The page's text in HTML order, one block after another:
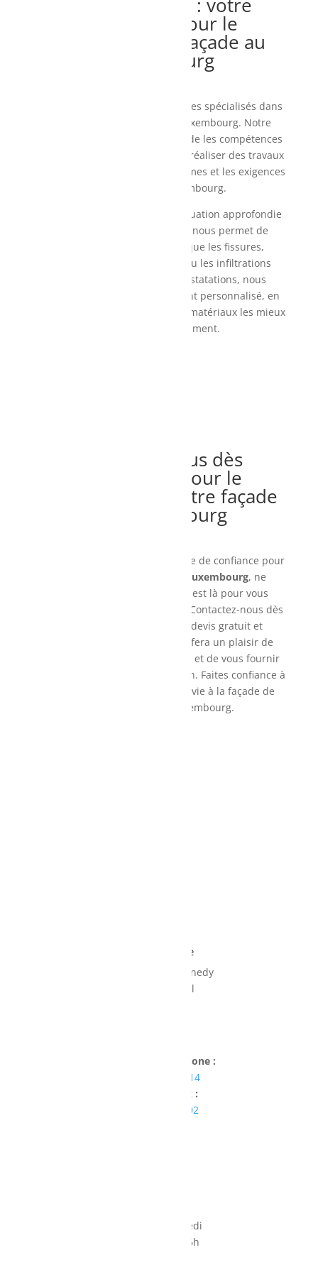
partenaire pour le
ravalement de façade au
Luxembourg
Chez Fenix Peinture, nous sommes spécialisés dans
le ravalement de façade au Luxembourg. Notre
équipe d’experts qualifiés possède les compétences
et l’expérience nécessaires pour réaliser des travaux
de qualité, en respectant les normes et les exigences
spécifiques du Luxembourg.
Nous commençons par une évaluation approfondie
de l’état de votre façade. Cela nous permet de
détecter les problèmes tels que les fissures,
l’effritement, les moisissures ou les infiltrations
d’eau. En fonction de ces constatations, nous
élaborons un plan de ravalement personnalisé, en
choisissant les techniques et les matériaux les mieux
adaptés à votre bâtiment.
Contactez-nous dès
aujourd’hui pour le
ravalement de votre façade
au Luxembourg
Si vous recherchez une entreprise de confiance pour
ravalement de façade au Luxembourg, ne
cherchez plus. Fenix Peinture est là pour vous
accompagner dans votre projet. Contactez-nous dès
aujourd’hui pour obtenir un devis gratuit et
personnalisé. Notre équipe se fera un plaisir de
répondre à toutes vos questions et de vous fournir
les conseils dont vous avez besoin. Faites confiance à
notre expertise pour redonner vie à la façade de
votre bâtiment au Luxembourg.
Fenix Peinture
35 Rue John F.Kennedy
L-7327 Steinsel
Numéro de téléphone :
+ 352 27 84 95 14
Numéro de fax :
+352 26 33 21 02
Lundi au vendredi
8h-12h / 13h-16h